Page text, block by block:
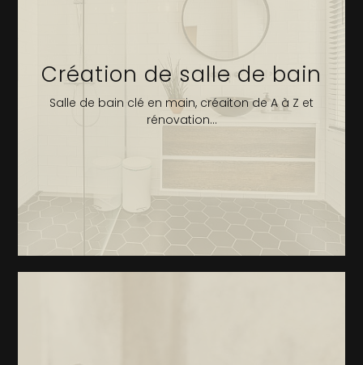
Création de salle de bain
Salle de bain clé en main, créaiton de A à Z et
rénovation...